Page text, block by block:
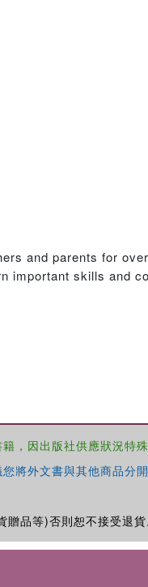
and parents for
important skills and
，因出版社供應狀況特
外文書與其他商品分
品等)否則恕不接受退貨